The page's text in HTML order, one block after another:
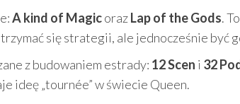
A kind of MagicorazLap of the Gods.
się strategii, ale jednocześnie być
z budowaniem estrady: 12 Scen i 32
ideę „tournée” w świecie Queen.